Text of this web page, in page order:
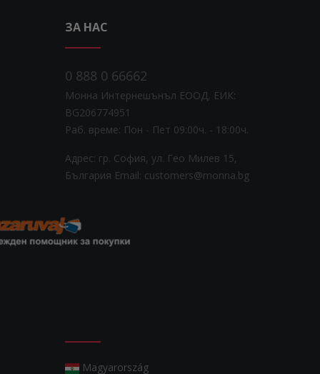
ЗА НАС
0 888 0 66662
Монна Интернешънъл ЕООД, ЕИК:
BG206774951
Раб. време: Пoн - Пет 09:00ч. - 18:00ч.
Адрес: гр. София, ул. Гео Милев 15,
България Email: customers@monna.bg
Magyarország